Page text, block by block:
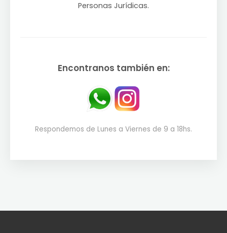
Personas Jurídicas.
Encontranos también en:
Respondemos de Lunes a Viernes de 9 a 18hs.